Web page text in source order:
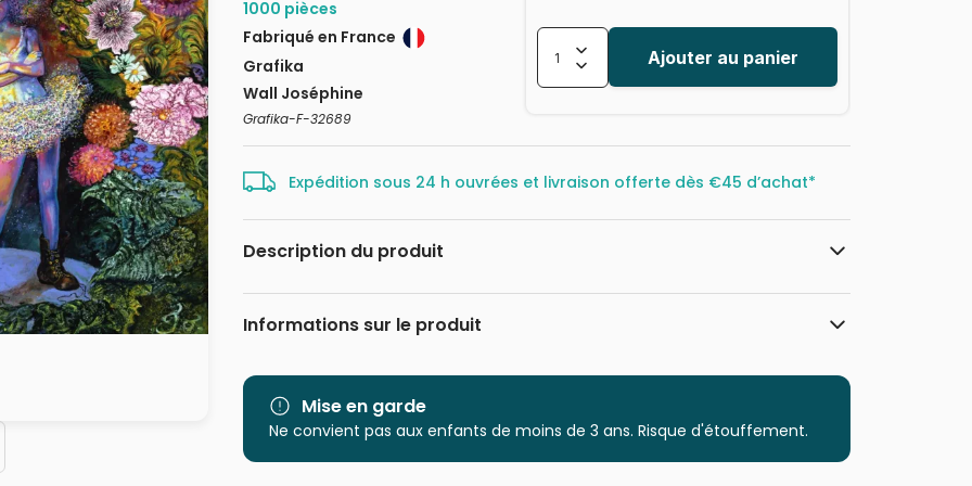
1000 pièces
Fabriqué en France
Grafika
Wall Joséphine
Grafika-F-32689
Ajouter au panier
Expédition sous 24 h ouvrées et livraison offerte dès €45 d’achat*
Description du produit
Josephine Wall. www.josephinewall.com
Informations sur le produit
Catégorie
Age
Puzzle pour Adultes (500 à 48.000
pièces)
Mise en garde
Ne convient pas aux enfants de moins de 3 ans. Risque d'étouffement.